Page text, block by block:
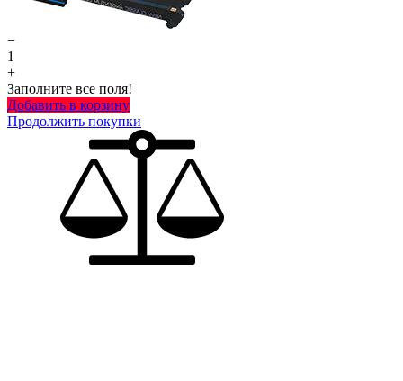
−
1
+
Заполните все поля!
Добавить в корзину
Продолжить покупки